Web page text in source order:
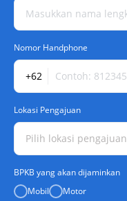
Nomor Handphone
+62
Lokasi Pengajuan
Pilih lokasi pengajuan
BPKB yang akan dijaminkan
Mobil
Motor